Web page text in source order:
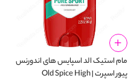
مام استیک الد اسپایس های اندورنس
پیور اسپرت | Old Spice High